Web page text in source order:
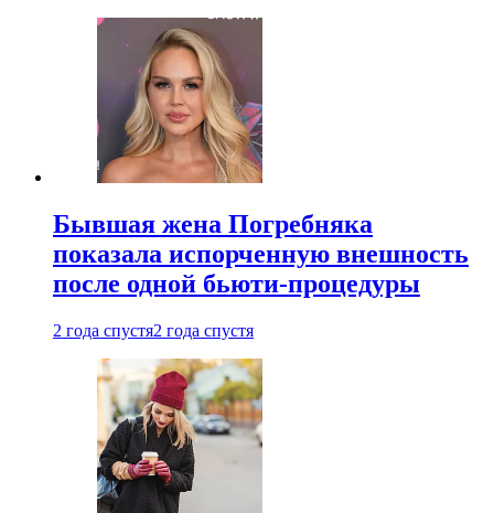
Бывшая жена Погребняка
показала испорченную внешность
после одной бьюти-процедуры
2 года спустя2 года спустя